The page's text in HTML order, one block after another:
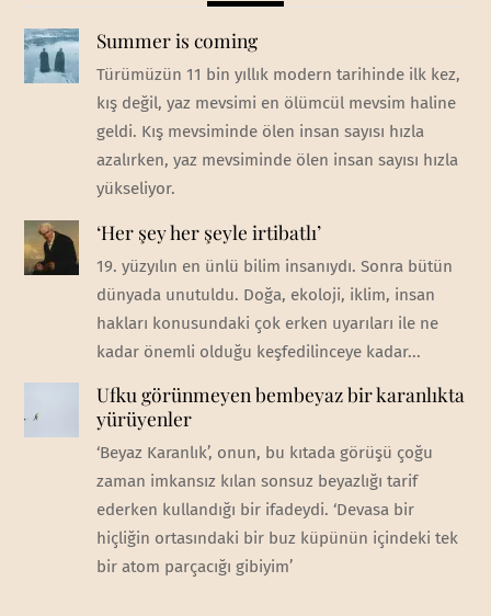
Summer is coming
Türümüzün 11 bin yıllık modern tarihinde ilk kez,
kış değil, yaz mevsimi en ölümcül mevsim haline
geldi. Kış mevsiminde ölen insan sayısı hızla
azalırken, yaz mevsiminde ölen insan sayısı hızla
yükseliyor.
‘Her şey her şeyle irtibatlı’
19. yüzyılın en ünlü bilim insanıydı. Sonra bütün
dünyada unutuldu. Doğa, ekoloji, iklim, insan
hakları konusundaki çok erken uyarıları ile ne
kadar önemli olduğu keşfedilinceye kadar...
Ufku görünmeyen bembeyaz bir karanlıkta
yürüyenler
‘Beyaz Karanlık’, onun, bu kıtada görüşü çoğu
zaman imkansız kılan sonsuz beyazlığı tarif
ederken kullandığı bir ifadeydi. ‘Devasa bir
hiçliğin ortasındaki bir buz küpünün içindeki tek
bir atom parçacığı gibiyim’